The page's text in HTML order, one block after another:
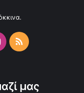
Instagram
RSS
μας